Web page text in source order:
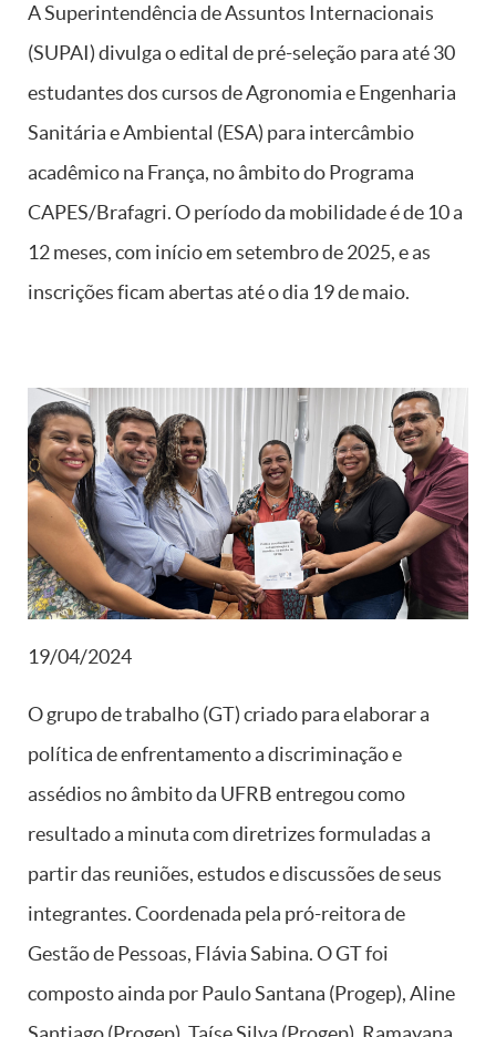
A Superintendência de Assuntos Internacionais
(SUPAI) divulga o edital de pré-seleção para até 30
estudantes dos cursos de Agronomia e Engenharia
Sanitária e Ambiental (ESA) para intercâmbio
acadêmico na França, no âmbito do Programa
CAPES/Brafagri. O período da mobilidade é de 10 a
12 meses, com início em setembro de 2025, e as
inscrições ficam abertas até o dia 19 de maio.
19/04/2024
O grupo de trabalho (GT) criado para elaborar a
política de enfrentamento a discriminação e
assédios no âmbito da UFRB entregou como
resultado a minuta com diretrizes formuladas a
partir das reuniões, estudos e discussões de seus
integrantes. Coordenada pela pró-reitora de
Gestão de Pessoas, Flávia Sabina. O GT foi
composto ainda por Paulo Santana (Progep), Aline